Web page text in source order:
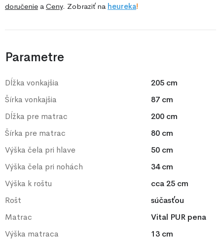
doručenie a Ceny. Zobraziť na heureka!
Parametre
Dĺžka vonkajšia
205 cm
Šírka vonkajšia
87 cm
Dĺžka pre matrac
200 cm
Šírka pre matrac
80 cm
Výška čela pri hlave
50 cm
Výška čela pri nohách
34 cm
Výška k roštu
cca 25 cm
Rošt
súčasťou
Matrac
Vital PUR pena
Výška matraca
13 cm